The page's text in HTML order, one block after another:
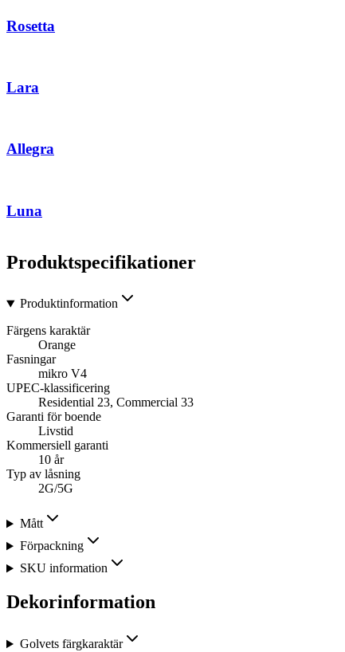
Rosetta
Lara
Allegra
Luna
Produktspecifikationer
Produktinformation
Färgens karaktär
Orange
Fasningar
mikro V4
UPEC-klassificering
Residential 23, Commercial 33
Garanti för boende
Livstid
Kommersiell garanti
10 år
Typ av låsning
2G/5G
Mått
Förpackning
SKU information
Dekorinformation
Golvets färgkaraktär